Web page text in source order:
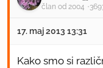
član od 2004
17. maj 2013 13:31
Kako smo si